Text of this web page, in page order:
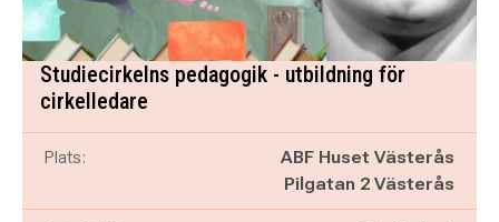
Studiecirkelns pedagogik - utbildning för
cirkelledare
Plats:
ABF Huset Västerås
Pilgatan 2 Västerås